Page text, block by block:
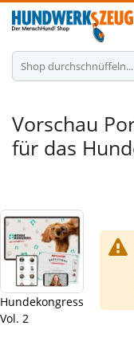
Zum
Inhalt
Vorschau
für das
Hundekongress
Vol. 2